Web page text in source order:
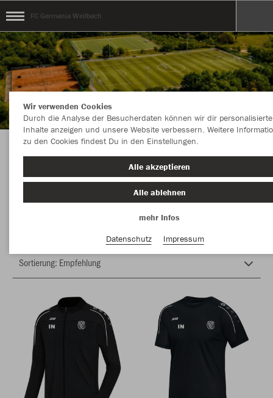
FC Germania Weilbach
Ein Verein, eine Leidenschaft.... der Sport !!!
Farbe
Wir verwenden Cookies
Durch die Analyse der Besucherdaten können wir dir personalisierte
Inhalte anzeigen und unsere Website verbessern. Weitere
zu den Cookies findest Du in den Einstellungen.
Alle akzeptieren
Alle ablehnen
mehr Infos
Datenschutz
Impressum